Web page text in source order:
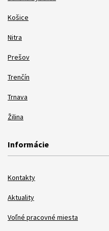
Košice
Nitra
Prešov
Trenčín
Trnava
Žilina
Informácie
Kontakty
Aktuality
Voľné pracovné miesta